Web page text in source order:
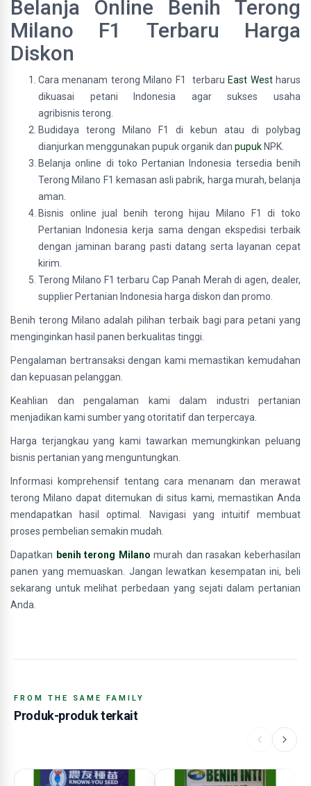
Belanja Online Benih Terong
Milano F1 Terbaru Harga
Diskon
Cara menanam terong Milano F1 terbaru East Westharus
dikuasai petani Indonesia agar sukses usaha
agribisnis terong.
Budidaya terong Milano F1 di kebun atau di polybag
dianjurkan menggunakan pupuk organik dan pupuk NPK.
Belanja online di toko Pertanian Indonesia tersedia benih
Terong Milano F1 kemasan asli pabrik, harga murah, belanja
aman.
Bisnis online jual benih terong hijau Milano F1 di toko
Pertanian Indonesia kerja sama dengan ekspedisi terbaik
dengan jaminan barang pasti datang serta layanan cepat
kirim.
Terong Milano F1 terbaru Cap Panah Merah di agen, dealer,
supplier Pertanian Indonesia harga diskon dan promo.
Benih terong Milano adalah pilihan terbaik bagi para petani yang
menginginkan hasil panen berkualitas tinggi.
Pengalaman bertransaksi dengan kami memastikan kemudahan
dan kepuasan pelanggan.
Keahlian dan pengalaman kami dalam industri pertanian
menjadikan kami sumber yang otoritatif dan terpercaya.
Harga terjangkau yang kami tawarkan memungkinkan peluang
bisnis pertanian yang menguntungkan.
Informasi komprehensif tentang cara menanam dan merawat
terong Milano dapat ditemukan di situs kami, memastikan Anda
mendapatkan hasil optimal. Navigasi yang intuitif membuat
proses pembelian semakin mudah.
Dapatkan benih terong Milano murah dan rasakan keberhasilan
panen yang memuaskan. Jangan lewatkan kesempatan ini, beli
sekarang untuk melihat perbedaan yang sejati dalam pertanian
Anda.
FROM THE SAME FAMILY
Produk-produk terkait